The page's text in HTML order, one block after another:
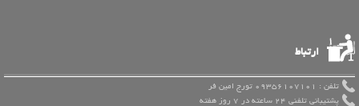
ارتباط
تلفن : 09356107101 تورج امین فر
پشتیبانی تلفنی 24 ساعته در 7 روز هفته